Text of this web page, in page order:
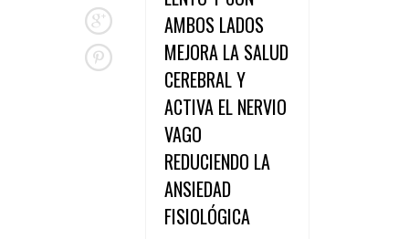
AMBOS LADOS
MEJORA LA SALUD
CEREBRAL Y
ACTIVA EL NERVIO
VAGO
REDUCIENDO LA
ANSIEDAD
FISIOLÓGICA